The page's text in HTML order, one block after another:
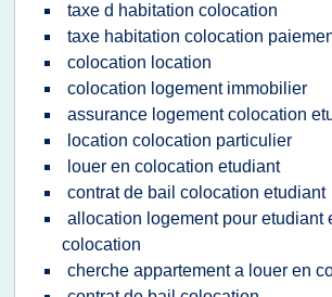
taxe d habitation colocation
taxe habitation colocation
colocation location
colocation logement immobilier
assurance logement colocation
location colocation particulier
louer en colocation etudiant
contrat de bail colocation etudiant
allocation logement pour etudiant
colocation
cherche appartement a louer en